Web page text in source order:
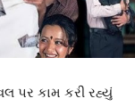
પર કામ કરી રહ્યું